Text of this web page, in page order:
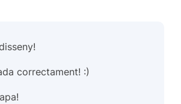
correctament! :)